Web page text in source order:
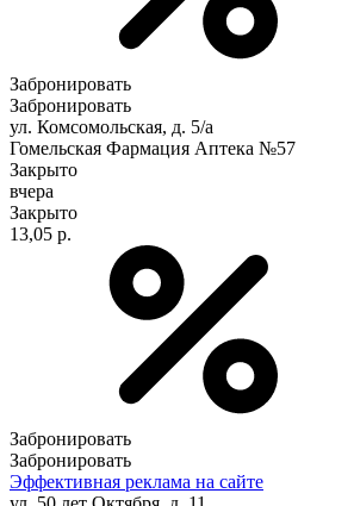
Забронировать
Забронировать
ул. Комсомольская, д. 5/а
Гомельская Фармация Аптека №57
Закрыто
вчера
Закрыто
13,05 р.
Забронировать
Забронировать
Эффективная реклама на сайте